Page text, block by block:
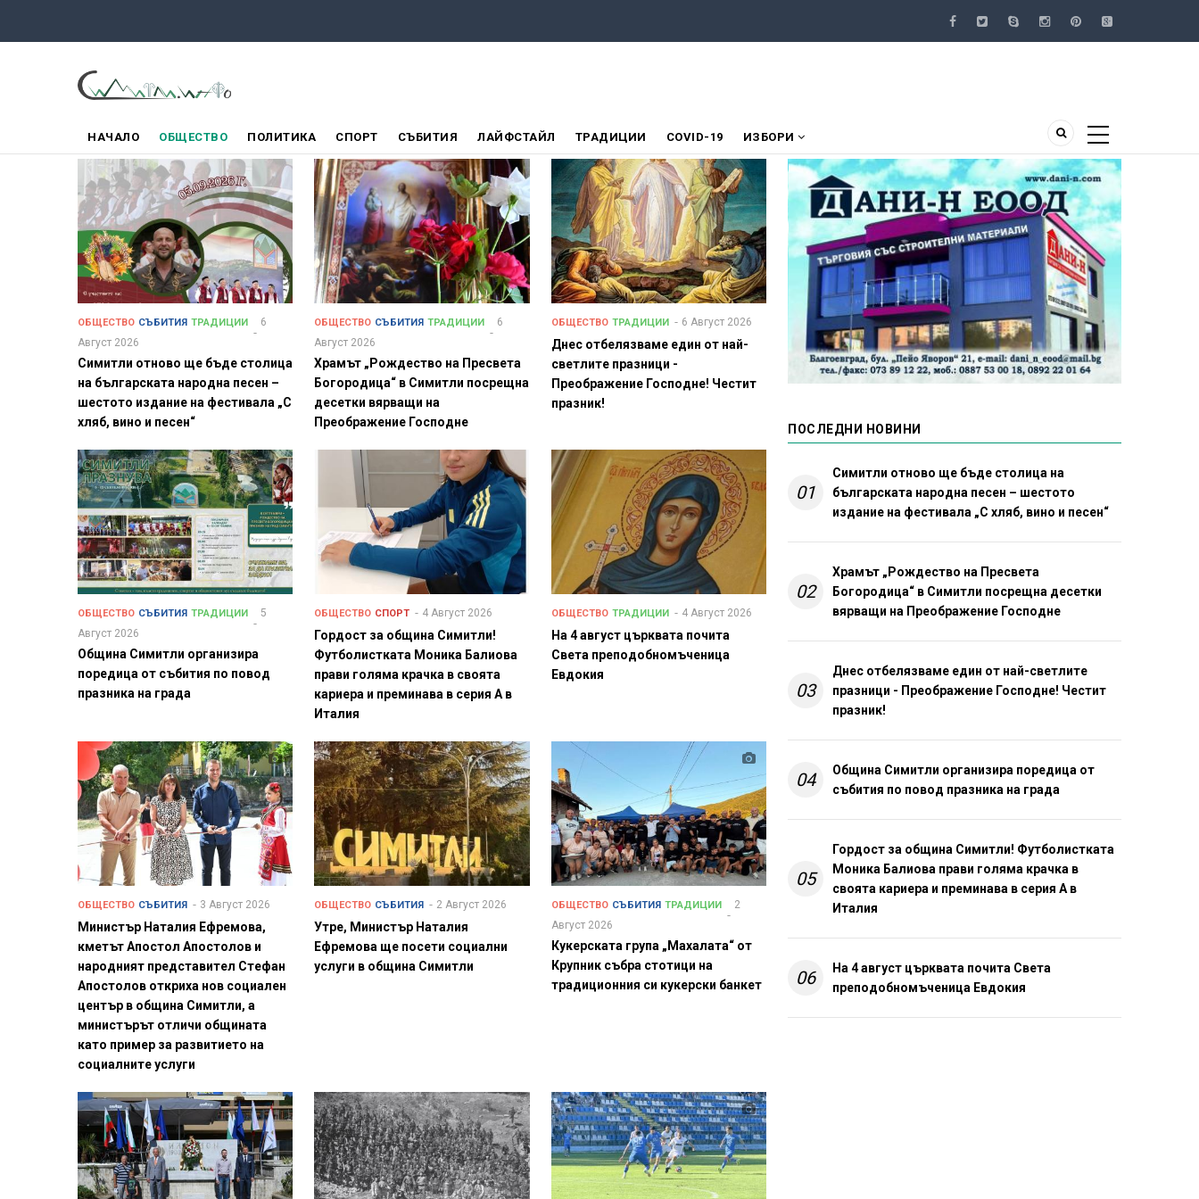
МЕНЮ
НАЧАЛО ОБЩЕСТВО ПОЛИТИКА СПОРТ СЪБИТИЯ ЛАЙФСТАЙЛ ТРАДИЦИИ COVID-19 ИЗБОРИ
ОБЩЕСТВО СЪБИТИЯ ТРАДИЦИИ
6
Август 2026
Симитли отново ще бъде столица
на българската народна песен –
шестото издание на фестивала „С
хляб, вино и песен“
ОБЩЕСТВО СЪБИТИЯ ТРАДИЦИИ
6
Август 2026
Храмът „Рождество на Пресвета
Богородица“ в Симитли посрещна
десетки вярващи на
Преображение Господне
ОБЩЕСТВО ТРАДИЦИИ 6 Август 2026
Днес отбелязваме един от най-
светлите празници -
Преображение Господне! Честит
празник!
ОБЩЕСТВО СЪБИТИЯ ТРАДИЦИИ
5
Август 2026
Община Симитли организира
поредица от събития по повод
празника на града
ОБЩЕСТВО СПОРТ 4 Август 2026
Гордост за община Симитли!
Футболистката Моника Балиова
прави голяма крачка в своята
кариера и преминава в серия А в
Италия
ОБЩЕСТВО ТРАДИЦИИ 4 Август 2026
На 4 август църквата почита
Света преподобномъченица
Евдокия
ОБЩЕСТВО СЪБИТИЯ 3 Август 2026
Министър Наталия Ефремова,
кметът Апостол Апостолов и
народният представител Стефан
Апостолов откриха нов социален
център в община Симитли, а
министърът отличи общината
като пример за развитието на
социалните услуги
ОБЩЕСТВО СЪБИТИЯ 2 Август 2026
Утре, Министър Наталия
Ефремова ще посети социални
услуги в община Симитли
ОБЩЕСТВО СЪБИТИЯ ТРАДИЦИИ
2
Август 2026
Кукерската група „Махалата“ от
Крупник събра стотици на
традиционния си кукерски банкет
ПОСЛЕДНИ НОВИНИ
01
Симитли отново ще бъде столица на
българската народна песен – шестото
издание на фестивала „С хляб, вино и песен“
02
Храмът „Рождество на Пресвета
Богородица“ в Симитли посрещна десетки
вярващи на Преображение Господне
03
Днес отбелязваме един от най-светлите
празници - Преображение Господне! Честит
празник!
04
Община Симитли организира поредица от
събития по повод празника на града
05
Гордост за община Симитли! Футболистката
Моника Балиова прави голяма крачка в
своята кариера и преминава в серия А в
Италия
06
На 4 август църквата почита Света
преподобномъченица Евдокия